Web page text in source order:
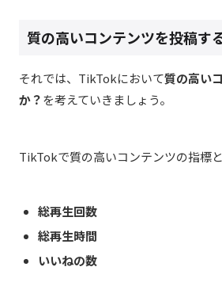
質の高いコンテンツを投稿す
それでは、TikTokにおいて質の高い
か？を考えていきましょう。
TikTokで質の高いコンテンツの指標
総再生回数
総再生時間
いいねの数